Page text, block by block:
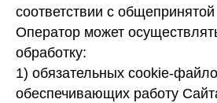
соответствии с
Оператор может
обработку:
1) обязательных cookie-
обеспечивающих работу